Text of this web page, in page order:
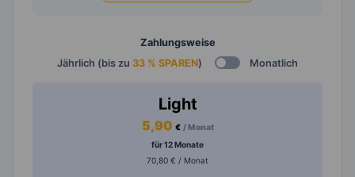
Zahlungsweise
Jährlich (bis zu 33 % SPAREN) Monatlich
Light
5,90 € / Monat
für 12 Monate
70,80 € / Monat